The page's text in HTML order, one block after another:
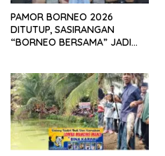
PAMOR BORNEO 2026
DITUTUP, SASIRANGAN
“BORNEO BERSAMA” JADI